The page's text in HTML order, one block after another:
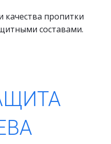
пропитки
составами.